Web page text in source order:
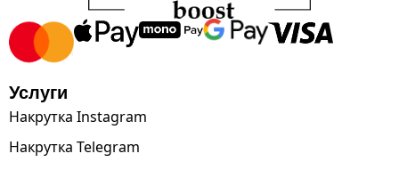
Услуги
Накрутка Instagram
Накрутка Telegram